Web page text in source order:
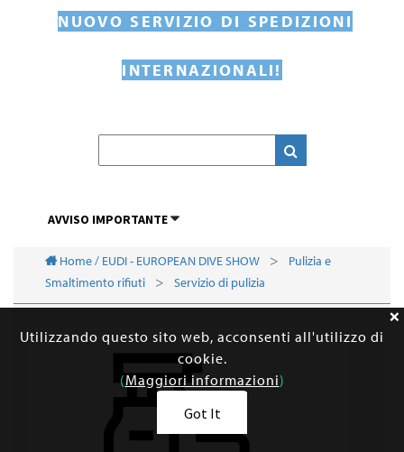
NUOVO SERVIZIO DI SPEDIZIONI
INTERNAZIONALI!
AVVISO IMPORTANTE
Home / EUDI - EUROPEAN DIVE SHOW
Pulizia e
Smaltimento rifiuti
Servizio di pulizia
Utilizzando questo sito web, acconsenti all'utilizzo di
cookie.
(Maggiori informazioni)
Got It